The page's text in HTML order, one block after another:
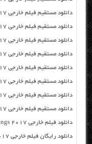
دانلود مستقیم فیلم خارجی John Wick: Chapter 2 2017 از سرور سایت
دانلود مستقیم فیلم خارجی Cross Wars 2017 از سرور سایت
دانلود مستقیم فیلم خارجی Fifty Shades Darker 2017 از سرور سایت
دانلود مستقیم فیلم خارجی From Straight As 2017 از سرور سایت
دانلود مستقیم فیلم خارجی Zeroville 2017 از سرور سایت
دانلود مستقیم فیلم خارجی The Mummy 2017 از سرور سایت
دانلود مستقیم فیلم خارجی The Fate of the Furious 2017 از سرور سایت
دانلود مستقیم فیلم خارجی Running Wild 2017 از سرور سایت
دانلود فیلم خارجی Rings 2017 از سرور سایت
دانلود رایگان فیلم خارجی Dunkirk 2017 با لینک مستقیم